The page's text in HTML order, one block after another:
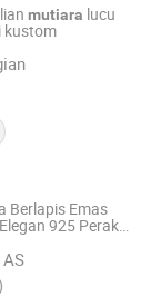
mutiara lucu
kustom
Ltd.
2017
Berlapis Emas
925 Perak
2020